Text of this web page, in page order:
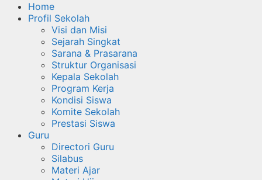
Home
Profil Sekolah
Visi dan Misi
Sejarah Singkat
Sarana & Prasarana
Struktur Organisasi
Kepala Sekolah
Program Kerja
Kondisi Siswa
Komite Sekolah
Prestasi Siswa
Guru
Directori Guru
Silabus
Materi Ajar